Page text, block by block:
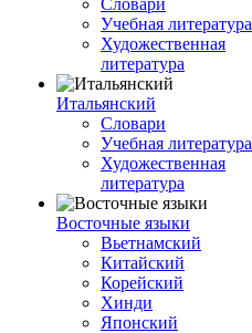
Словари
Учебная литература
Художественная
литература
Итальянский
Словари
Учебная литература
Художественная
литература
Восточные языки
Вьетнамский
Китайский
Корейский
Хинди
Японский